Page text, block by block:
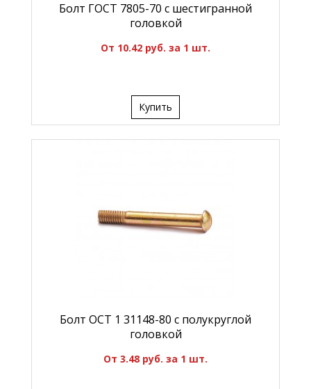
Болт ГОСТ 7805-70 с шестигранной
головкой
От 10.42 руб. за 1 шт.
Купить
Болт ОСТ 1 31148-80 с полукруглой
головкой
От 3.48 руб. за 1 шт.